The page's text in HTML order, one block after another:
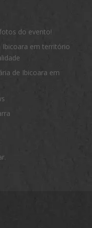
do evento!
Ibicoara em território
de Ibicoara em